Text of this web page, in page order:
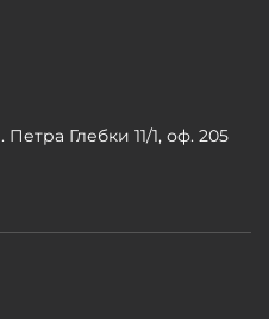
Глебки 11/1, оф. 205